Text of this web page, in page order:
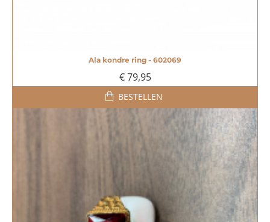
Ala kondre ring - 602069
€ 79,95
BESTELLEN